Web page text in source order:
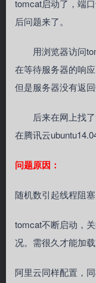
tomcat启动了，端
后问题来了。
用浏览器访问
在等待服务器的响
但是服务器没有返
后来在网上找了
在腾讯云
问题原因：
随机数引起线程阻塞
tomcat不断启动，
况。需很久才能加
阿里云同样配置，